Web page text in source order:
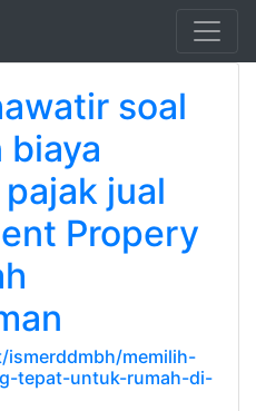
soal
jual
Propery
memilih-
tepat-untuk-rumah-di-